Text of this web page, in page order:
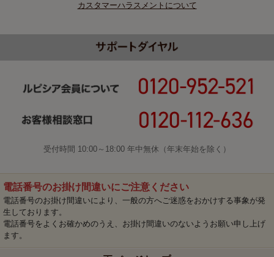
カスタマーハラスメントについて
受付時間 10:00～18:00 年中無休（年末年始を除く）
電話番号のお掛け間違いにご注意ください
電話番号のお掛け間違いにより、一般の方へご迷惑をおかけする事象が発
生しております。
電話番号をよくお確かめのうえ、お掛け間違いのないようお願い申し上げ
ます。